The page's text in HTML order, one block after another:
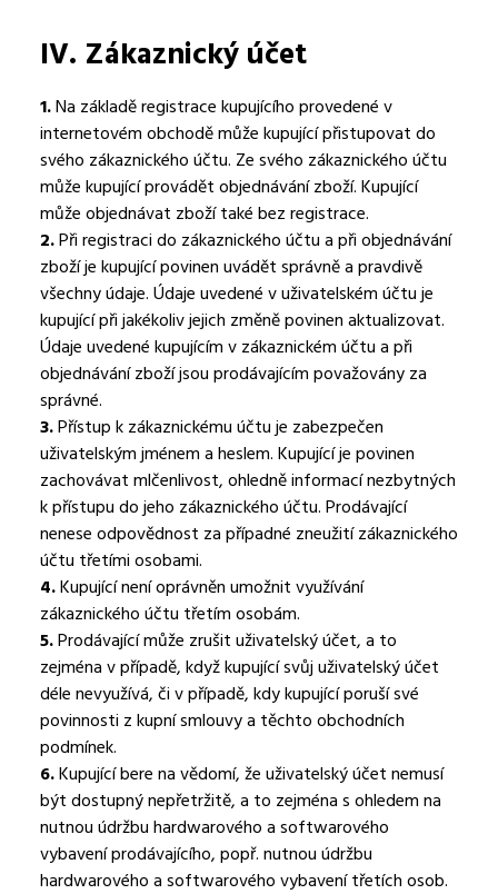
IV. Zákaznický účet
1.Na základě registrace kupujícího provedené v
internetovém obchodě může kupující přistupovat do
svého zákaznického účtu. Ze svého zákaznického účtu
může kupující provádět objednávání zboží. Kupující
může objednávat zboží také bez registrace.
2.Při registraci do zákaznického účtu a při objednávání
zboží je kupující povinen uvádět správně a pravdivě
všechny údaje. Údaje uvedené v uživatelském účtu je
kupující při jakékoliv jejich změně povinen aktualizovat.
Údaje uvedené kupujícím v zákaznickém účtu a při
objednávání zboží jsou prodávajícím považovány za
správné.
3.Přístup k zákaznickému účtu je zabezpečen
uživatelským jménem a heslem. Kupující je povinen
zachovávat mlčenlivost, ohledně informací nezbytných
k přístupu do jeho zákaznického účtu. Prodávající
nenese odpovědnost za případné zneužití zákaznického
účtu třetími osobami.
4.Kupující není oprávněn umožnit využívání
zákaznického účtu třetím osobám.
5.Prodávající může zrušit uživatelský účet, a to
zejména v případě, když kupující svůj uživatelský účet
déle nevyužívá, či v případě, kdy kupující poruší své
povinnosti z kupní smlouvy a těchto obchodních
podmínek.
6.Kupující bere na vědomí, že uživatelský účet nemusí
být dostupný nepřetržitě, a to zejména s ohledem na
nutnou údržbu hardwarového a softwarového
vybavení prodávajícího, popř. nutnou údržbu
hardwarového a softwarového vybavení třetích osob.